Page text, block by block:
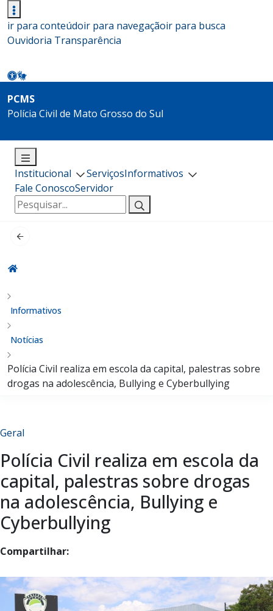
ir para conteúdoir para navegaçãoir para busca
Ouvidoria Transparência
PCMS
Polícia Civil de Mato Grosso do Sul
Institucional ServiçosInformativos
Fale ConoscoServidor
Pesquisar
por:
Informativos
Notícias
Polícia Civil realiza em escola da capital, palestras sobre
drogas na adolescência, Bullying e Cyberbullying
Geral
Polícia Civil realiza em escola da
capital, palestras sobre drogas
na adolescência, Bullying e
Cyberbullying
Compartilhar: